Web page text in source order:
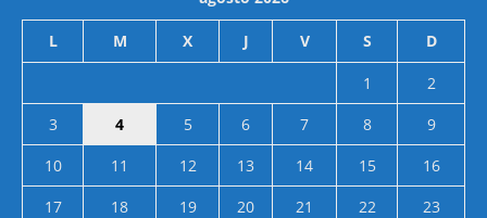
L M X J V S D
1
2
3
4 5 6 7 8
9
10
11 12 13 14 15
16
17
18 19 20 21 22
23